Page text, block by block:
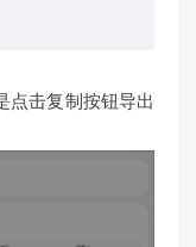
点击复制按钮导出